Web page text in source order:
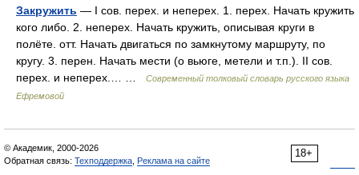
Закружить — I сов. перех. и неперех. 1. перех. Начать кружить
кого либо. 2. неперех. Начать кружить, описывая круги в
полёте. отт. Начать двигаться по замкнутому маршруту, по
кругу. 3. перен. Начать мести (о вьюге, метели и т.п.). II сов.
перех. и неперех.… …
Современный толковый словарь русского языка
Ефремовой
18+
© Академик, 2000-2026
Обратная связь: Техподдержка Реклама на сайте